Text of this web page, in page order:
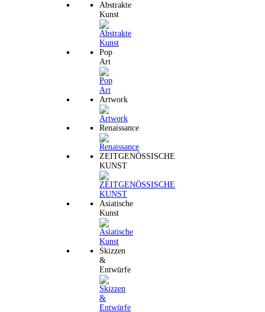
Abstrakte
Kunst
Pop
Art
Artwork
Renaissance
ZEITGENÖSSISCHE
KUNST
Asiatische
Kunst
Skizzen
&
Entwürfe